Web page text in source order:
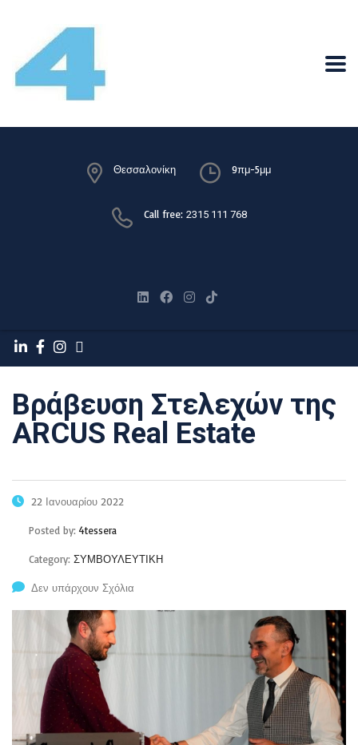
Θεσσαλονίκη 9πμ-5μμ
Call free: 2315 111 768
Βράβευση Στελεχών της
ARCUS Real Estate
22 Ιανουαρίου 2022
Posted by: 4tessera
Category: ΣΥΜΒΟΥΛΕΥΤΙΚΗ
Δεν υπάρχουν Σχόλια